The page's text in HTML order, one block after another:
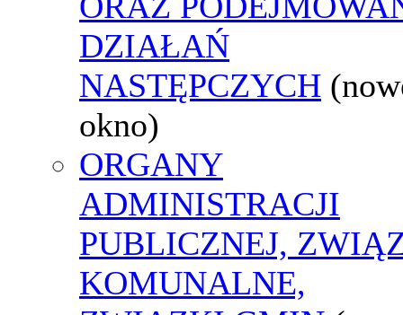
DZIAŁAŃ
NASTĘPCZYCH
okno)
ORGANY
ADMINISTRACJI
PUBLICZNEJ,
KOMUNALNE,